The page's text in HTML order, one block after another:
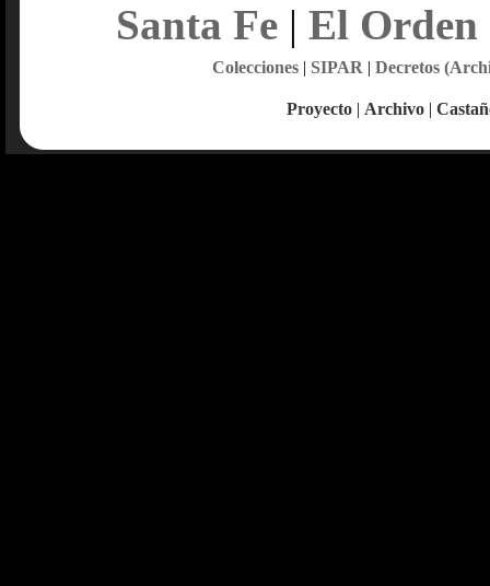
Santa Fe| El Orden
Colecciones| SIPAR | Decretos
Proyecto | Archivo |